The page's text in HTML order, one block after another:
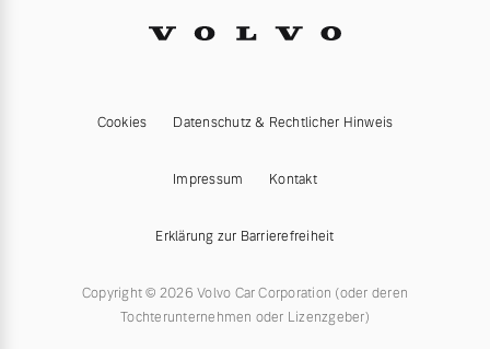
Cookies Datenschutz & Rechtlicher Hinweis
Impressum Kontakt
Erklärung zur Barrierefreiheit
Copyright © 2026 Volvo Car Corporation (oder deren
Tochterunternehmen oder Lizenzgeber)